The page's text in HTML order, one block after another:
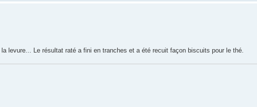
levure... Le résultat raté a fini en tranches et a été recuit façon biscuits pour le thé.